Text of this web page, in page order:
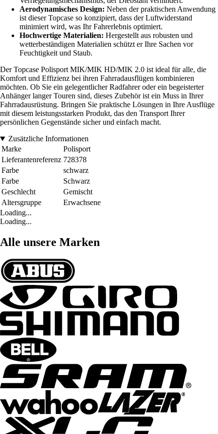
Aerodynamisches Design: Neben der praktischen Anwendung
ist dieser Topcase so konzipiert, dass der Luftwiderstand
minimiert wird, was Ihr Fahrerlebnis optimiert.
Hochwertige Materialien: Hergestellt aus robusten und
wetterbeständigen Materialien schützt er Ihre Sachen vor
Feuchtigkeit und Staub.
Der Topcase Polisport MIK/MIK HD/MIK 2.0 ist ideal für alle, die
Komfort und Effizienz bei ihren Fahrradausflügen kombinieren
möchten. Ob Sie ein gelegentlicher Radfahrer oder ein begeisterter
Anhänger langer Touren sind, dieses Zubehör ist ein Muss in Ihrer
Fahrradausrüstung. Bringen Sie praktische Lösungen in Ihre Ausflüge
mit diesem leistungsstarken Produkt, das den Transport Ihrer
persönlichen Gegenstände sicher und einfach macht.
Zusätzliche Informationen
Marke
Polisport
Lieferantenreferenz 728378
Farbe
schwarz
Farbe
Schwarz
Geschlecht
Gemischt
Altersgruppe
Erwachsene
Loading...
Loading...
Alle unsere Marken